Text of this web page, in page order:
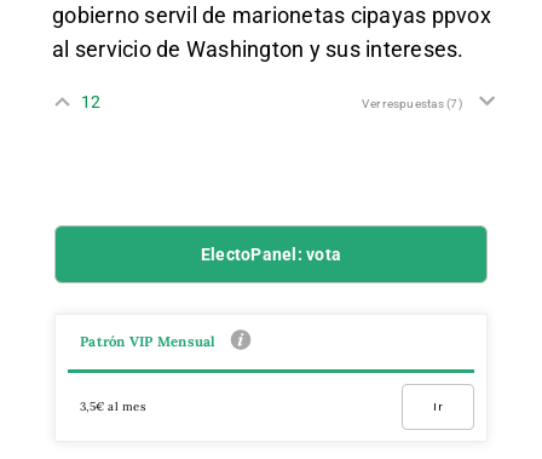
gobierno servil de marionetas cipayas ppvox
al servicio de Washington y sus intereses.
12 Ver respuestas(7)
ElectoPanel: vota
Patrón VIP Mensual
3,5€ al mes Ir